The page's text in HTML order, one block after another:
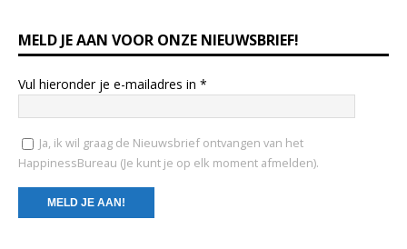
MELD JE AAN VOOR ONZE NIEUWSBRIEF!
Vul hieronder je e-mailadres in *
Ja, ik wil graag de Nieuwsbrief ontvangen van het
HappinessBureau (Je kunt je op elk moment afmelden).